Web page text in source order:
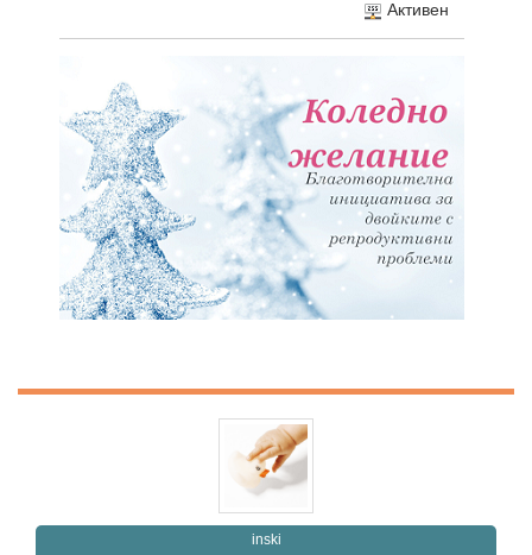
Активен
inski